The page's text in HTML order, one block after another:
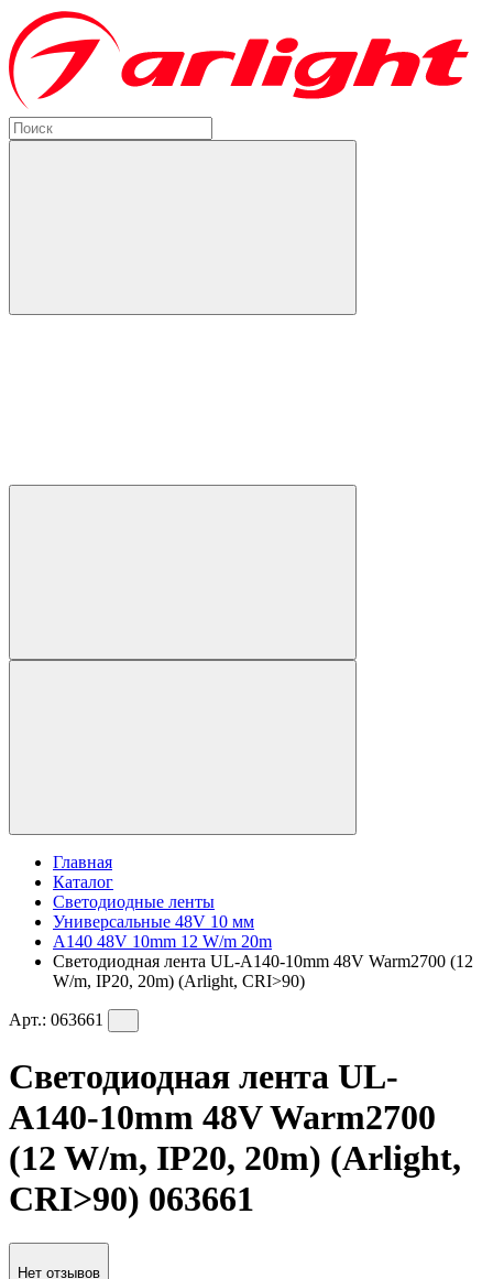
Главная
Каталог
Светодиодные ленты
Универсальные 48V 10 мм
A140 48V 10mm 12 W/m 20m
Светодиодная лента UL-A140-10mm 48V Warm2700 (12
W/m, IP20, 20m) (Arlight, CRI>90)
Арт.: 063661
Светодиодная лента UL-
A140-10mm 48V Warm2700
(12 W/m, IP20, 20m) (Arlight,
CRI>90) 063661
Нет отзывов